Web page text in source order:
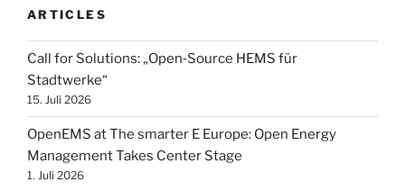
ARTICLES
Call for Solutions: „Open‑Source HEMS für
Stadtwerke“
15. Juli 2026
OpenEMS at The smarter E Europe: Open Energy
Management Takes Center Stage
1. Juli 2026